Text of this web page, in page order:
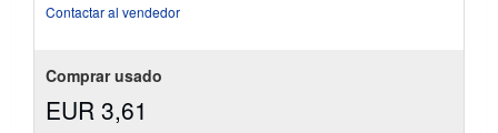
Contactar al vendedor
Comprar usado
EUR 3,61